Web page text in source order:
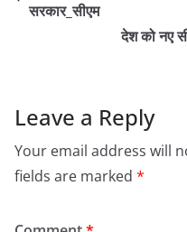
सरकार_सीएम
देश को नए
Leave a Reply
Your email address will
fields are marked *